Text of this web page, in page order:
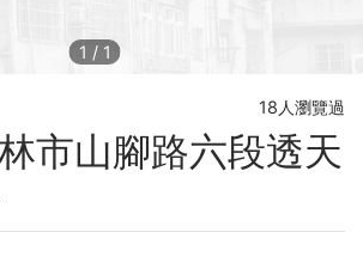
1 / 1
18人瀏覽過
市山腳路六段透天